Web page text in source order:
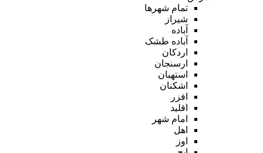
تمام شهر‌ها
شیراز
آباده
آباده طشک
اردکان
ارسنجان
استهبان
اشکنان
افزر
اقلید
امام شهر
اهل
اوز